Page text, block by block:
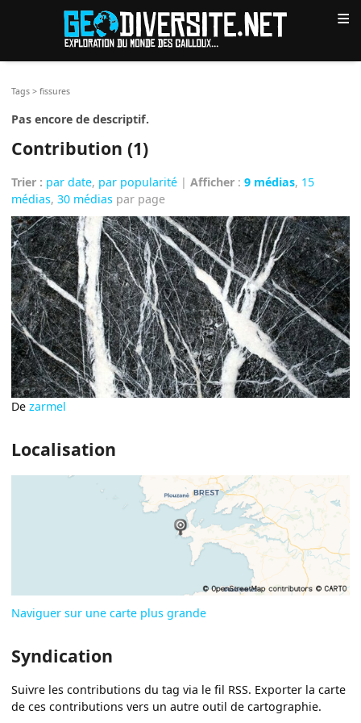
≡
Tags >fissures
Pas encore de descriptif.
Contribution (1)
Trier : par date, par popularité |Afficher :9 médias, 15
médias,30 médias par page
Dezarmel
Localisation
Naviguer sur une carte plus grande
Syndication
Suivre les contributions du tag via le fil RSS. Exporter la carte
de ces contributions vers un autre outil de cartographie.